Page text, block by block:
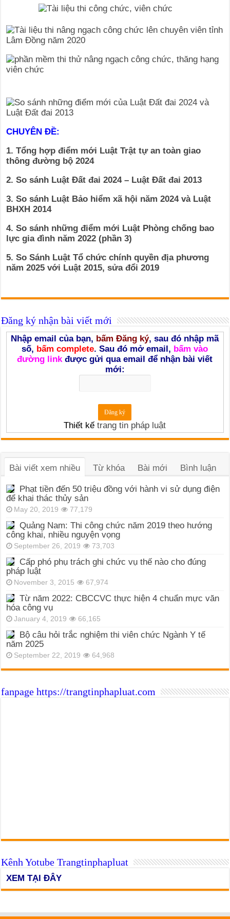
CHUYÊN ĐỀ:
1. Tổng hợp điểm mới Luật Trật tự an toàn giao
thông đường bộ 2024
2. So sánh Luật Đất đai 2024 – Luật Đất đai 2013
3. So sánh Luật Bảo hiểm xã hội năm 2024 và Luật
BHXH 2014
4. So sánh những điểm mới Luật Phòng chống bao
lực gia đình năm 2022 (phần 3)
5. So Sánh Luật Tổ chức chính quyền địa phương
năm 2025 với Luật 2015, sửa đổi 2019
Đăng ký nhận bài viết mới
Nhập email của bạn, bấm Đăng ký, sau đó nhập mã
số, bấm complete. Sau đó mở email, bấm vào
đường link được gửi qua email để nhận bài viết
mới:
Thiết kếtrang tin pháp luật
Bài viết xem nhiều Từ khóa Bài mới Bình luận
Phạt tiền đến 50 triệu đồng với hành vi sử dụng điện
để khai thác thủy sản
May 20, 2019 77,179
Quảng Nam: Thi công chức năm 2019 theo hướng
công khai, nhiều nguyện vọng
September 26, 2019 73,703
Cấp phó phụ trách ghi chức vụ thế nào cho đúng
pháp luật
November 3, 2015 67,974
Từ năm 2022: CBCCVC thực hiện 4 chuẩn mực văn
hóa công vụ
January 4, 2019 66,165
Bộ câu hỏi trắc nghiệm thi viên chức Ngành Y tế
năm 2025
September 22, 2019 64,968
fanpage https://trangtinphapluat.com
Kênh Yotube Trangtinphapluat
XEM TẠI ĐÂY